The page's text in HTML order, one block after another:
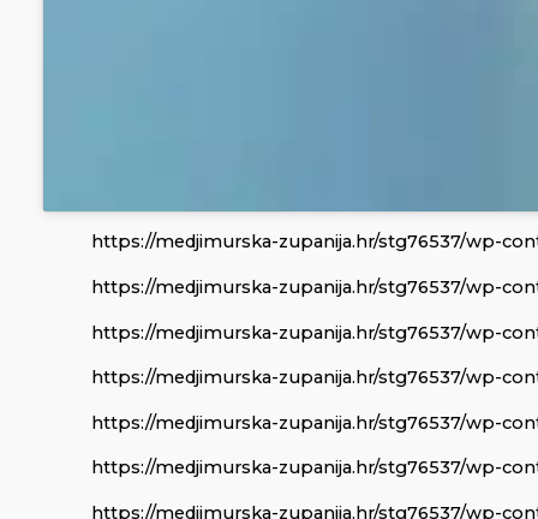
https://medjimurska-zupanija.hr/stg76537/wp-
https://medjimurska-zupanija.hr/stg76537/wp-
https://medjimurska-zupanija.hr/stg76537/wp-
https://medjimurska-zupanija.hr/stg76537/wp-
https://medjimurska-zupanija.hr/stg76537/wp-
https://medjimurska-zupanija.hr/stg76537/wp-
https://medjimurska-zupanija.hr/stg76537/wp-